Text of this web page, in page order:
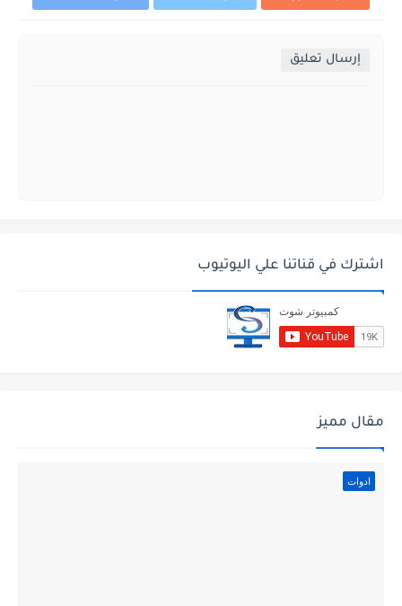
إرسال تعليق
اشترك في قناتنا علي اليوتيوب
مقال مميز
ادوات